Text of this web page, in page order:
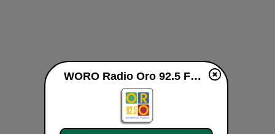
WORO Radio Oro 92.5 FM en vivo